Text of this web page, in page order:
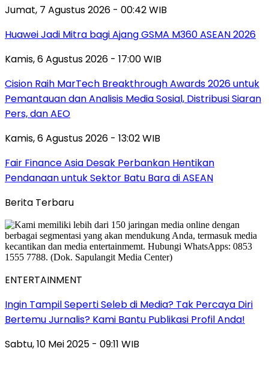
Jumat, 7 Agustus 2026 - 00:42 WIB
Huawei Jadi Mitra bagi Ajang GSMA M360 ASEAN 2026
Kamis, 6 Agustus 2026 - 17:00 WIB
Cision Raih MarTech Breakthrough Awards 2026 untuk
Pemantauan dan Analisis Media Sosial, Distribusi Siaran
Pers, dan AEO
Kamis, 6 Agustus 2026 - 13:02 WIB
Fair Finance Asia Desak Perbankan Hentikan
Pendanaan untuk Sektor Batu Bara di ASEAN
Berita Terbaru
ENTERTAINMENT
Ingin Tampil Seperti Seleb di Media? Tak Percaya Diri
Bertemu Jurnalis? Kami Bantu Publikasi Profil Anda!
Sabtu, 10 Mei 2025 - 09:11 WIB